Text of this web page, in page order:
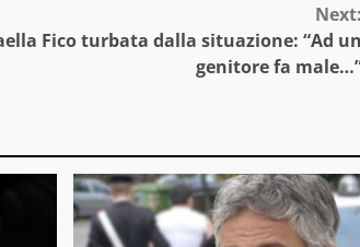
Next:
Fico turbata dalla situazione: “Ad un
genitore fa